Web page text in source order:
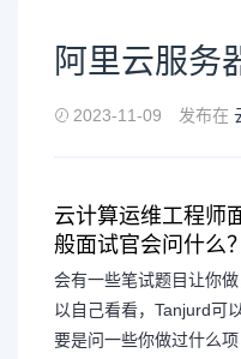
阿里云服务
2023-11-09 发布在
云计算运维工程师
般面试官会问什么？
会有一些笔试题目让你
以自己看看，Tanjurd可
要是问一些你做过什么